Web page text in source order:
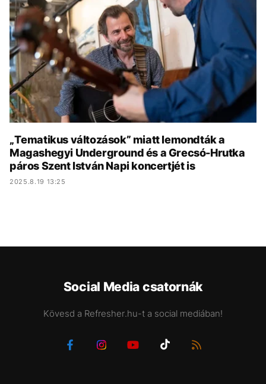
KÖZÉLET UTAZÁS
ÉLETMÓD DESIGN
BESZÉLGETÉSEK ARCOK
VIDEÓ TÖRTÉNETEK
GASZTRO
„Tematikus változások” miatt lemondták a
Magashegyi Underground és a Grecsó-Hrutka
páros Szent István Napi koncertjét is
2025.8.19 13:25
Social Media csatornák
Kövesd a Refresher.hu-t a social mediában!